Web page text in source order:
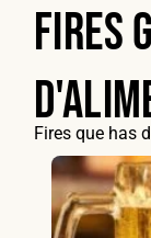
Fires
Fires que has